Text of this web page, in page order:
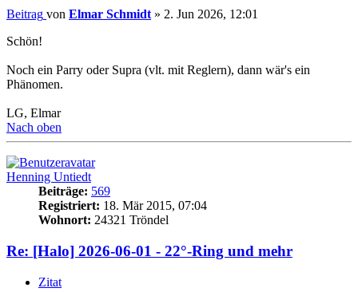
Beitrag von Elmar Schmidt » 2. Jun 2026, 12:01
Schön!
Noch ein Parry oder Supra (vlt. mit Reglern), dann wär's ein
Phänomen.
LG, Elmar
Nach oben
Henning Untiedt
Beiträge: 569
Registriert: 18. Mär 2015, 07:04
Wohnort: 24321 Tröndel
Re: [Halo] 2026-06-01 - 22°-Ring und mehr
Zitat